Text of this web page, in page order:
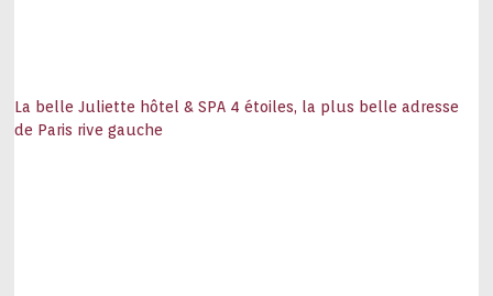
La belle Juliette hôtel & SPA 4 étoiles, la plus belle adresse
de Paris rive gauche